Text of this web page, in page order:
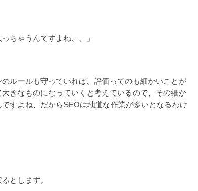
ちゃうんですよね、、」
ルールも守っていれば、評価ってのも細かいことが
きなものになっていくと考えているので、その細か
すよね、だからSEOは地道な作業が多いとなるわけ
とします。